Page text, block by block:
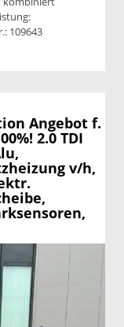
109643
Angebot f.
2.0 TDI
v/h,